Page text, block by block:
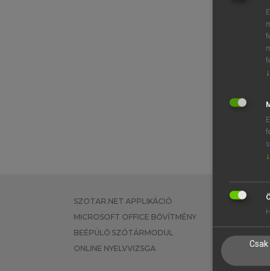
⚲
SZOTAR.NET APPLIKÁCIÓ
MICROSOFT OFFICE BŐVÍTMÉNY
BEÉPÜLŐ SZÓTÁRMODUL
ONLINE NYELVVIZSGA
EGYÉNI
VÁLLALATI
↓
↓